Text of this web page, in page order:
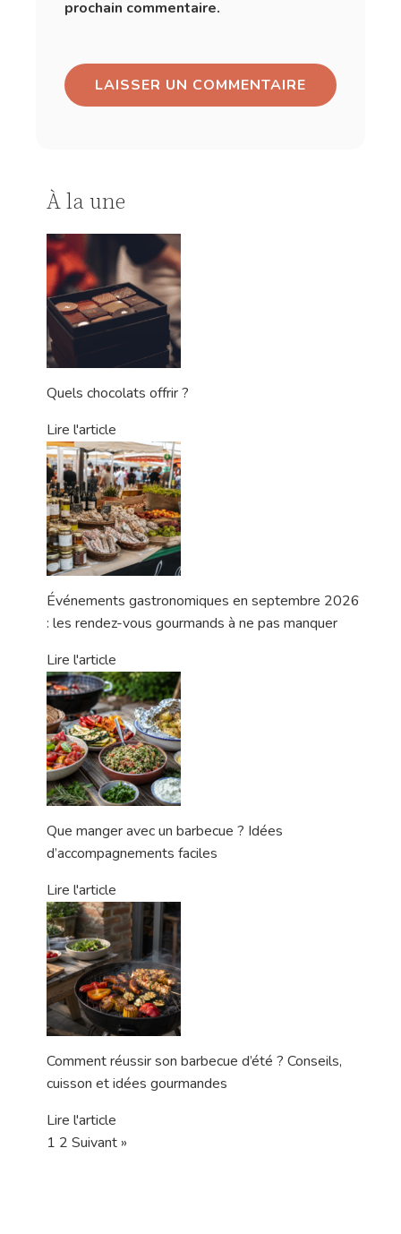
prochain commentaire.
À la une
Quels chocolats offrir ?
Lire l'article
Événements gastronomiques en septembre 2026
: les rendez-vous gourmands à ne pas manquer
Lire l'article
Que manger avec un barbecue ? Idées
d’accompagnements faciles
Lire l'article
Comment réussir son barbecue d’été ? Conseils,
cuisson et idées gourmandes
Lire l'article
1 2 Suivant »